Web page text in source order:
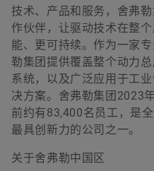
技术、产品和服务，舍弗
作伙伴，让驱动技术在整
能、更可持续。作为一家
勒集团提供覆盖整个动力
系统，以及广泛应用于工
决方案。舍弗勒集团2023
前约有83,400名员工，是
最具创新力的公司之一。
关于舍弗勒中国区